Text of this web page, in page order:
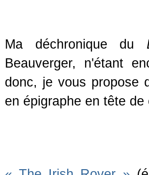
Ma déchronique du
Beauverger, n'étant
donc, je vous propose
en épigraphe en tête